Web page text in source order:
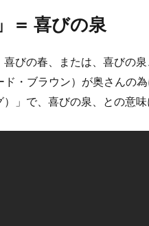
＝ 喜びの泉
喜びの春、または、喜びの
・ブラウン）が奥さんの
」で、喜びの泉、との意